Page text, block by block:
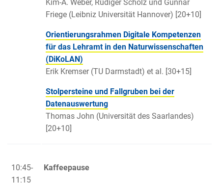
Kim-A. Weber, Rüdiger Scholz und Gunnar
Friege (Leibniz Universität Hannover) [20+10]
Orientierungsrahmen Digitale Kompetenzen
für das Lehramt in den Naturwissenschaften
(DiKoLAN)
Erik Kremser (TU Darmstadt) et al. [30+15]
Stolpersteine und Fallgruben bei der
Datenauswertung
Thomas John (Universität des Saarlandes)
[20+10]
10:45-
11:15
Kaffeepause